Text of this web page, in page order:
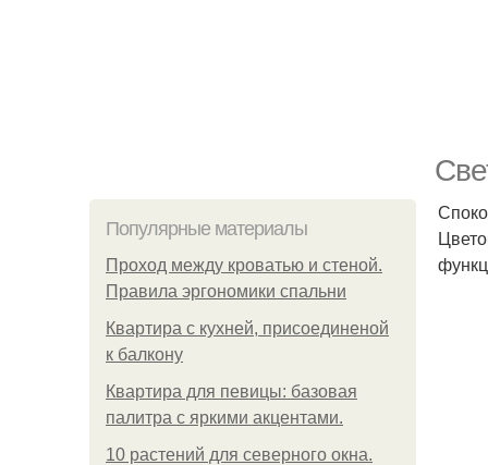
Популярные материалы
Проход между кроватью и стеной.
Правила эргономики спальни
Квартира с кухней, присоединеной
к балкону
Квартира для певицы: базовая
палитра с яркими акцентами.
10 растений для северного окна.